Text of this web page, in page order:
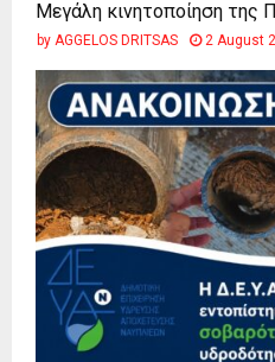
Μεγάλη κινητοποίηση της
by AGGELOS DRITSAS 2 August